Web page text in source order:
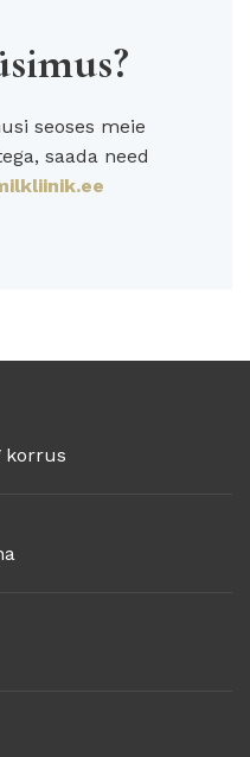
seoses meie
saada need
korrus